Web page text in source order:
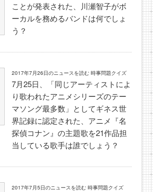
ことが発表された、川瀬智子がボ
ーカルを務めるバンドは何でしょ
う？
2017年7月26日のニュースを読む 時事問題クイズ
7月25日、「同じアーティストによ
り歌われたアニメシリーズのテー
マソング最多数」としてギネス世
界記録に認定された、アニメ『名
探偵コナン』の主題歌を21作品担
当している歌手は誰でしょう？
2017年7月5日のニュースを読む 時事問題クイズ